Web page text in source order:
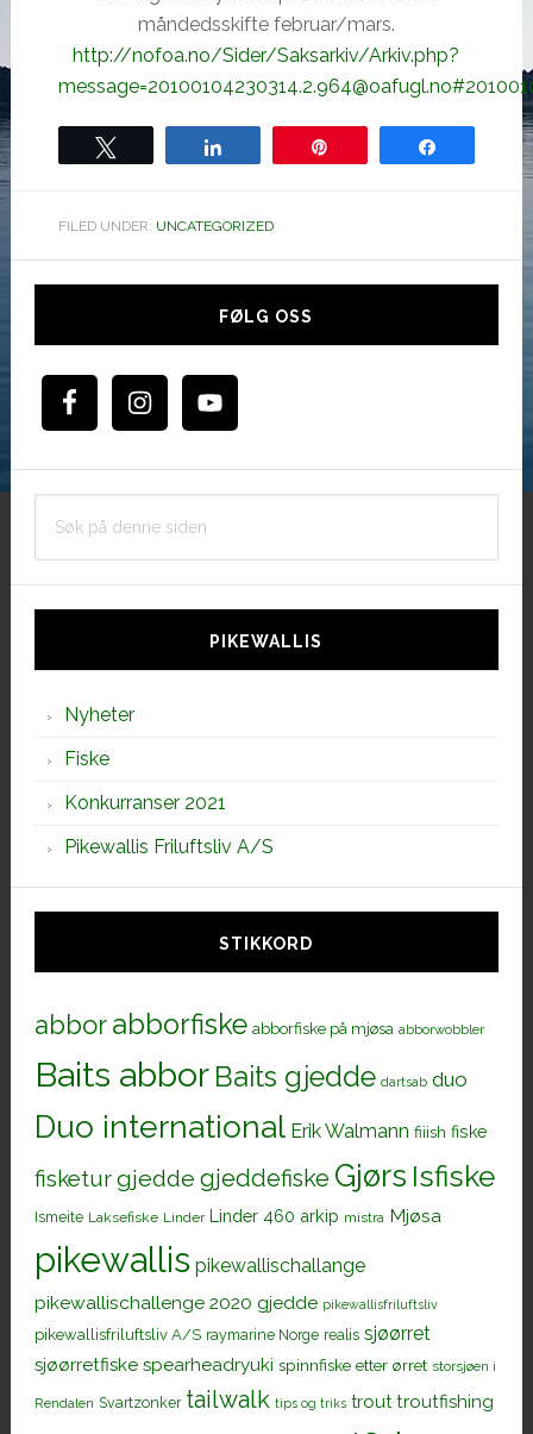
måndedsskifte februar/mars.
http://nofoa.no/Sider/Saksarkiv/Arkiv.php?
FILED UNDER: UNCATEGORIZED
Hoved
FØLG OSS
PIKEWALLIS
Nyheter
Fiske
Konkurranser 2021
Pikewallis Friluftsliv A/S
STIKKORD
abborabborfiske abborfiske på mjøsa abborwobbler
Baits abbor Baits gjedde dartsab duo
Duo international Erik Walmann fiiish fiske
fisketurgjedde gjeddefiske Gjørs Isfiske
Ismeite Laksefiske Linder Linder 460 arkip mistra Mjøsa
pikewallis pikewallischallange
pikewallischallenge 2020 gjedde pikewallisfriluftsliv
pikewallisfriluftsliv A/S raymarine Norge realis sjøørret
sjøørretfiske spearheadryuki spinnfiske etter ørret storsjøen i
Rendalen Svartzonker tailwalk tips og triks trout troutfishing